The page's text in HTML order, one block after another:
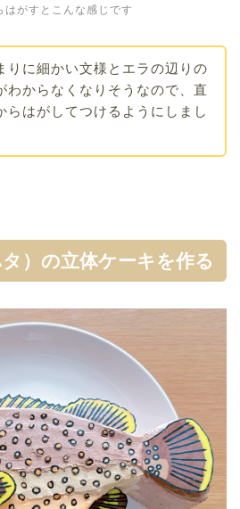
はがすとこんな感じです
りに細かい文様とエラの辺りの
わからなくなりそうなので、直
らはがしてつけるようにしまし
）の立体ケーキを作る